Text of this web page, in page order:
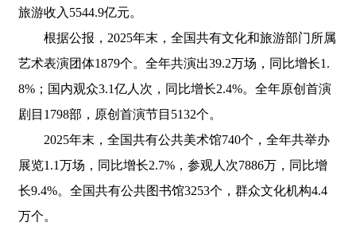
旅游收入5544.9亿元。
根据公报，2025年末，全国共有文化和旅游部门所属
艺术表演团体1879个。全年共演出39.2万场，同比增长1.
8%；国内观众3.1亿人次，同比增长2.4%。全年原创首演
剧目1798部，原创首演节目5132个。
2025年末，全国共有公共美术馆740个，全年共举办
展览1.1万场，同比增长2.7%，参观人次7886万，同比增
长9.4%。全国共有公共图书馆3253个，群众文化机构4.4
万个。